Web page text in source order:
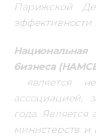
Парижской
бизнеса
ассоциацией,
года.
министерств